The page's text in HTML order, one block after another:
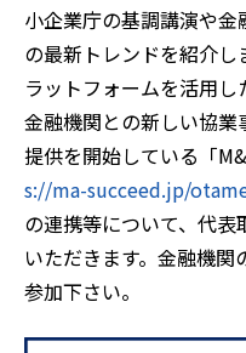
小企業庁の基調講演や
の最新トレンドを紹介
ラットフォームを活用
金融機関との新しい協
提供を開始している「
s://ma-succeed.jp/
の連携等について、代
いただきます。金融機
参加下さい。